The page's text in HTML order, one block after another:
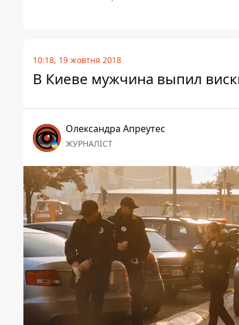
10:18, 19 жовтня 2018
В Киеве мужчина выпил
Олександра Апреутес
ЖУРНАЛІСТ